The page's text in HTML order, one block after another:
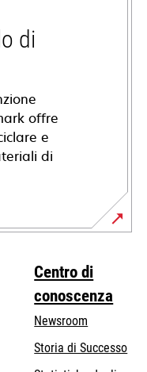
di
offre
e
di
Centro di
conoscenza
Newsroom
Storia di Successo